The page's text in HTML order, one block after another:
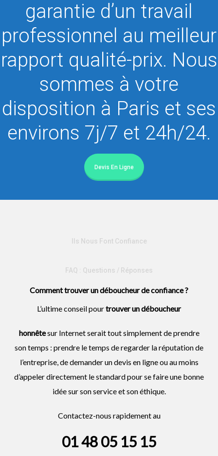
garantie d’un travail
professionnel au meilleur
rapport qualité-prix. Nous
sommes à votre
disposition à Paris et ses
environs 7j/7 et 24h/24.
Devis En Ligne
Ils Nous Font Confiance
FAQ : Questions / Réponses
Comment trouver un déboucheur de confiance ?
L’ultime conseil pourtrouver undéboucheur
honnêtesur Internet serait tout simplement de prendre
son temps : prendre le temps de regarder la réputation de
l’entreprise, de demander un devis en ligne ou au moins
d’appeler directement le standard pour se faire une bonne
idée sur son service et son éthique.
Contactez-nous rapidement au
01 48 05 15 15